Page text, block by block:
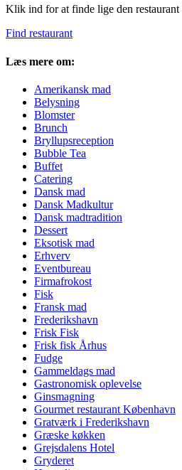
Klik ind for at finde lige den restaurant
Find restaurant
Læs mere om:
Amerikansk mad
Belysning
Blomster
Brunch
Bryllupsreception
Bubble Tea
Buffet
Catering
Dansk mad
Dansk Madkultur
Dansk madtradition
Dessert
Eksotisk mad
Erhverv
Eventbureau
Firmafrokost
Fisk
Fransk mad
Frederikshavn
Frisk Fisk
Frisk fisk Århus
Fudge
Gammeldags mad
Gastronomisk oplevelse
Ginsmagning
Gourmet restaurant København
Gratværk i Frederikshavn
Græske køkken
Grejsdalens Hotel
Gryderet